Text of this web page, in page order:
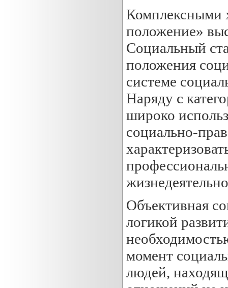
Комплексными
положение»
Социальный
положения
системе
Наряду с
широко
социально-
Объективная
логикой
момент
людей,